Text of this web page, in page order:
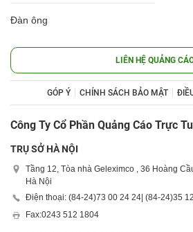
Đàn ông
LIÊN HỆ QUẢNG
GÓP Ý CHÍNH SÁCH BẢO MẬT
Công Ty Cổ Phần Quảng Cáo Trực
TRỤ SỞ HÀ NỘI
Tầng 12, Tòa nhà Geleximco , 36 Hoàng
Hà Nội
Điện thoại: (84-24)73 00 24 24 | (84-24)35
Fax:0243 512 1804